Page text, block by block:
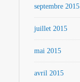
septembre 2015
juillet 2015
mai 2015
avril 2015